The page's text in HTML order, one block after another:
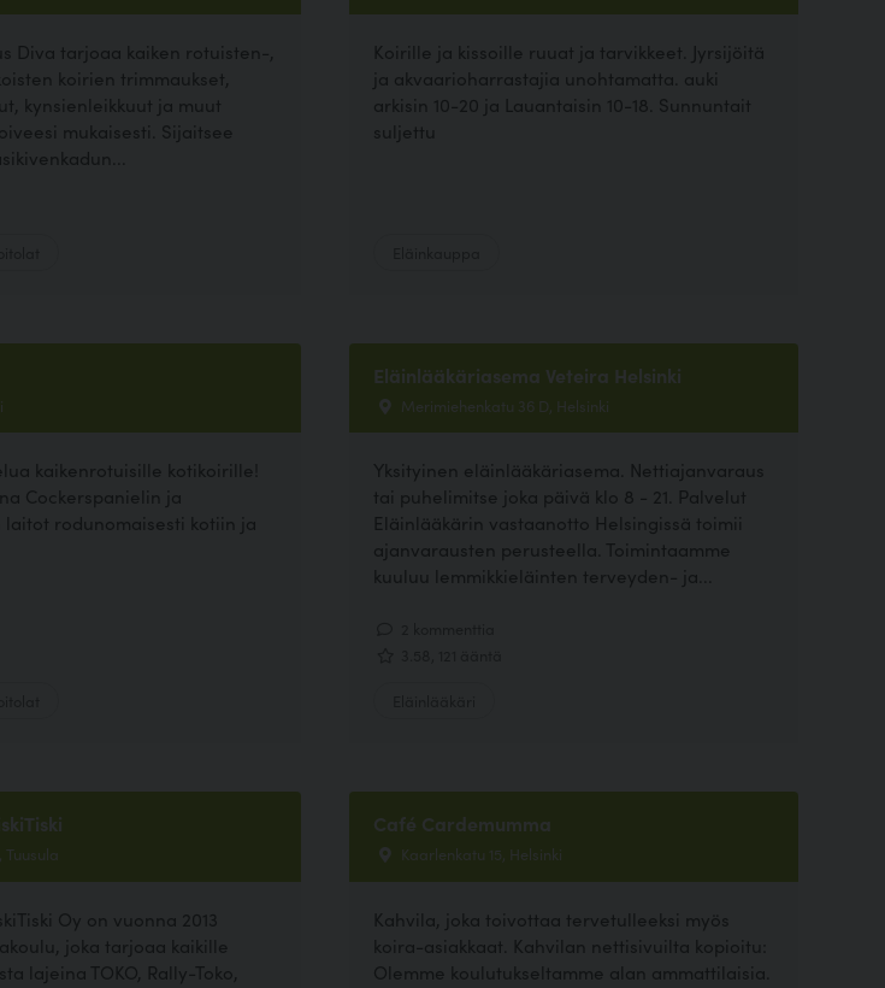
Diva tarjoaa kaiken rotuisten-,
koirien trimmaukset,
kynsienleikkuut ja muut
mukaisesti. Sijaitsee
Koirille ja kissoille ruuat ja tarvikkeet. Jyrsijöitä
ja akvaarioharrastajia unohtamatta. auki
arkisin 10-20 ja Lauantaisin 10-18. Sunnuntait
suljettu
kaikenrotuisille kotikoirille!
Cockerspanielin ja
laitot rodunomaisesti kotiin ja
Eläinlääkäriasema Veteira Helsinki
Merimiehenkatu 36 D, Helsinki
Yksityinen eläinlääkäriasema. Nettiajanvaraus
tai puhelimitse joka päivä klo 8 - 21. Palvelut
Eläinlääkärin vastaanotto Helsingissä toimii
ajanvarausten perusteella. Toimintaamme
kuuluu lemmikkieläinten terveyden- ja...
Oy on vuonna 2013
joka tarjoaa kaikille
lajeina TOKO, Rally-Toko,
Café Cardemumma
Kaarlenkatu 15, Helsinki
Kahvila, joka toivottaa tervetulleeksi myös
koira-asiakkaat. Kahvilan nettisivuilta kopioitu:
Olemme koulutukseltamme alan ammattilaisia.